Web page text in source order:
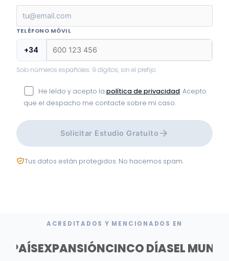
TELÉFONO MÓVIL
+34
Solo números españoles. 9 dígitos, sin el prefijo.
He leído y acepto la política de privacidad. Acepto
que el despacho me contacte sobre mi caso.
Solicitar Estudio Gratuito
Tus datos están protegidos. No hacemos spam.
ACREDITADOS Y MENCIONADOS EN
PAÍSEXPANSIÓNCINCO DÍASEL